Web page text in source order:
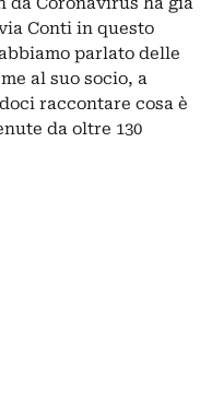
Conti in questo
parlato delle
al suo socio, a
raccontare cosa è
da oltre 130